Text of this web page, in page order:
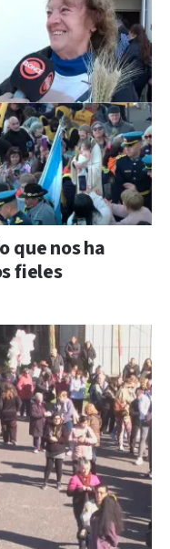
que nos ha
fieles